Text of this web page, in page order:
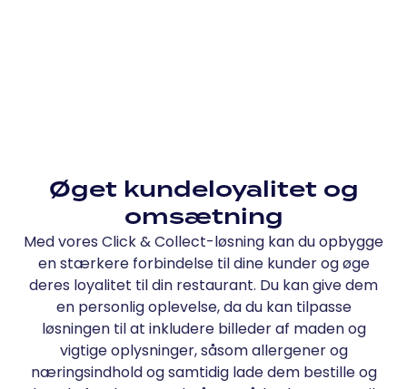
Øget kundeloyalitet og
omsætning
Med vores Click & Collect-løsning kan du opbygge
en stærkere forbindelse til dine kunder og øge
deres loyalitet til din restaurant. Du kan give dem
en personlig oplevelse, da du kan tilpasse
løsningen til at inkludere billeder af maden og
vigtige oplysninger, såsom allergener og
næringsindhold og samtidig lade dem bestille og